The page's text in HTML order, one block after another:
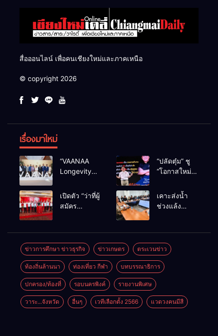
สื่อออนไลน์ เพื่อคนเชียงใหม่และภาคเหนือ
© copyright 2026
เรื่องมาใหม่
“VAANAA
Longevity
ศูนย์สุขภาพ
ไฮเอนต์ใหญ่
“ปลัดตุ๋ม” ชู
“โอกาสใหม่”
สู่ทางออก
ประเทศ ไม่ใช่
เปิดตัว “ว่าที่ผู้
สมัคร
เขตครบ ย้ำจะ
กลับมาทวง
เก้าอี้คืน
เคาะส่งน้ำ
ช่วงแล้ง
ลบ.ม. ให้
เกษตรกว่า 1
แสนไร่
ข่าวการศึกษา ข่าวธุรกิจ ข่าวเกษตร ตระเวนข่าว
ท้องถิ่นล้านนา ท่องเที่ยว กีฬา บทบรรณาธิการ
ปกครอง/ท้องที่ รอบนครพิงค์ รายงานพิเศษ
วาระ...จังหวัด อื่นๆ เวทีเลือกตั้ง 2566 แวดวงคนมีสี